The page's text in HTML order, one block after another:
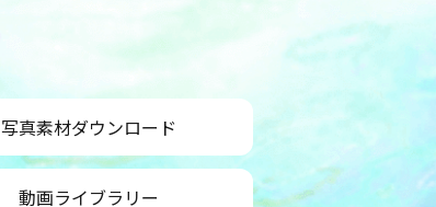
写真素材ダウンロード
動画ライブラリー